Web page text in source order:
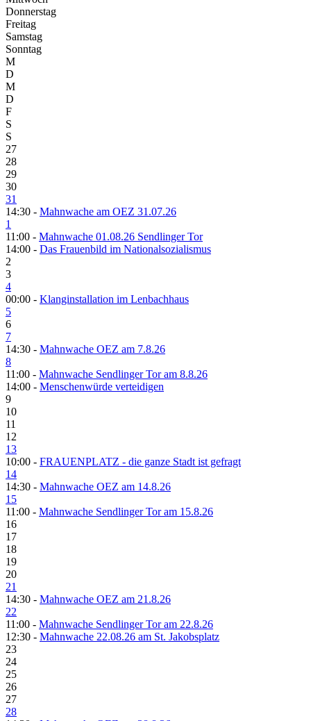
Donnerstag
Freitag
Samstag
Sonntag
M
D
M
D
F
S
S
27
28
29
30
31
14:30 - Mahnwache am OEZ 31.07.26
1
11:00 - Mahnwache 01.08.26 Sendlinger Tor
14:00 - Das Frauenbild im Nationalsozialismus
2
3
4
00:00 - Klanginstallation im Lenbachhaus
5
6
7
14:30 - Mahnwache OEZ am 7.8.26
8
11:00 - Mahnwache Sendlinger Tor am 8.8.26
14:00 - Menschenwürde verteidigen
9
10
11
12
13
10:00 - FRAUENPLATZ - die ganze Stadt ist gefragt
14
14:30 - Mahnwache OEZ am 14.8.26
15
11:00 - Mahnwache Sendlinger Tor am 15.8.26
16
17
18
19
20
21
14:30 - Mahnwache OEZ am 21.8.26
22
11:00 - Mahnwache Sendlinger Tor am 22.8.26
12:30 - Mahnwache 22.08.26 am St. Jakobsplatz
23
24
25
26
27
28